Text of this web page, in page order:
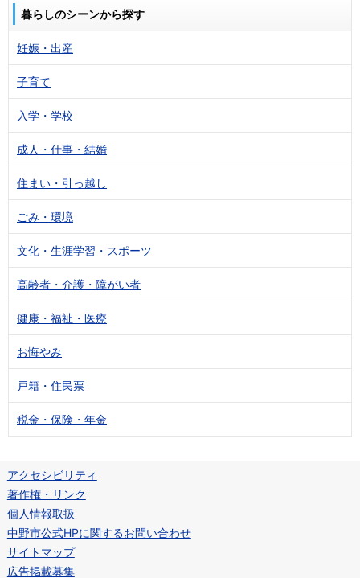
暮らしのシーンから探す
妊娠・出産
子育て
入学・学校
成人・仕事・結婚
住まい・引っ越し
ごみ・環境
文化・生涯学習・スポーツ
高齢者・介護・障がい者
健康・福祉・医療
お悔やみ
戸籍・住民票
税金・保険・年金
アクセシビリティ
著作権・リンク
個人情報取扱
中野市公式HPに関するお問い合わせ
サイトマップ
広告掲載募集